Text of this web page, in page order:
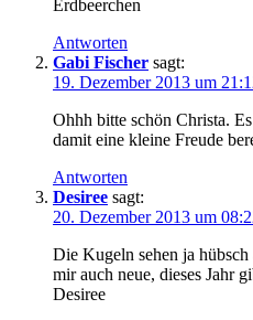
Erdbeerchen
Antworten
Gabi Fischer sagt:
19. Dezember 2013 um
Ohhh bitte schön Christa.
damit eine kleine Freude
Antworten
Desiree sagt:
20. Dezember 2013 um
Die Kugeln sehen ja
mir auch neue, dieses Jahr
Desiree